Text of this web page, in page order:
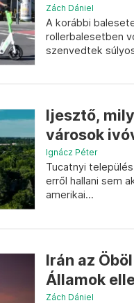
Zách Dániel
A korábbi
rollerbalesetben
szenvedtek
Ijesztő,
városok
Ignácz Péter
Tucatnyi
erről hallani sem
amerikai...
Irán az
Államok
Zách Dániel